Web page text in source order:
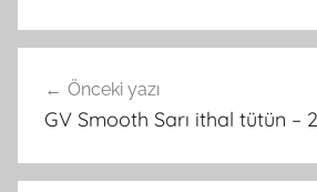
gezinmesi
Önceki yazı
GV Smooth Sarı ithal tütün –